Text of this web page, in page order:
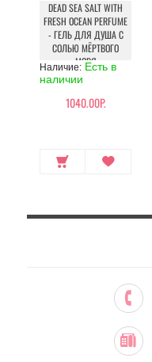
DEAD SEA SALT WITH
FRESH OCEAN PERFUME
- ГЕЛЬ ДЛЯ ДУША С
СОЛЬЮ МЁРТВОГО
МОРЯ
Наличие: Есть в
наличии
1040.00Р.